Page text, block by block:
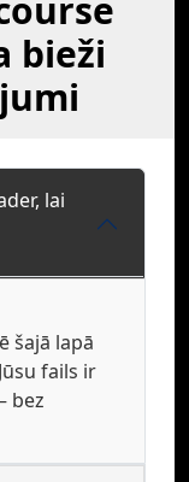
bieži
lai
šajā lapā
fails ir
bez